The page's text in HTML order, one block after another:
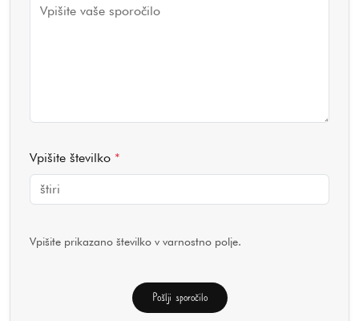
Vpišite številko *
Vpišite prikazano številko v varnostno polje.
Pošlji sporočilo